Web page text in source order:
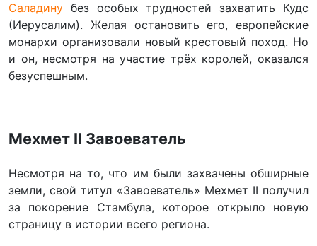
Саладину без особых трудностей захватить Кудс
(Иерусалим). Желая остановить его, европейские
монархи организовали новый крестовый поход. Но
и он, несмотря на участие трёх королей, оказался
безуспешным.
Мехмет II Завоеватель
Несмотря на то, что им были захвачены обширные
земли, свой титул «Завоеватель» Мехмет II получил
за покорение Стамбула, которое открыло новую
страницу в истории всего региона.